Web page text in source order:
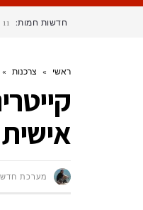
חדשות חמות: 11 במאי 2026
ראשי » צרכנות »
אישית
מערכת